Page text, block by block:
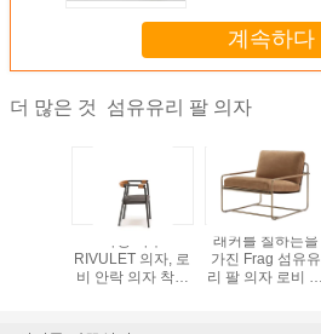
계속하다
더 많은 것 섬유유리 팔 의자
RIVULET 의자, 로
비 안락 의자 착용
래커를 칠하는을
가진 Frag 섬유유
리 팔 의자 로비 안